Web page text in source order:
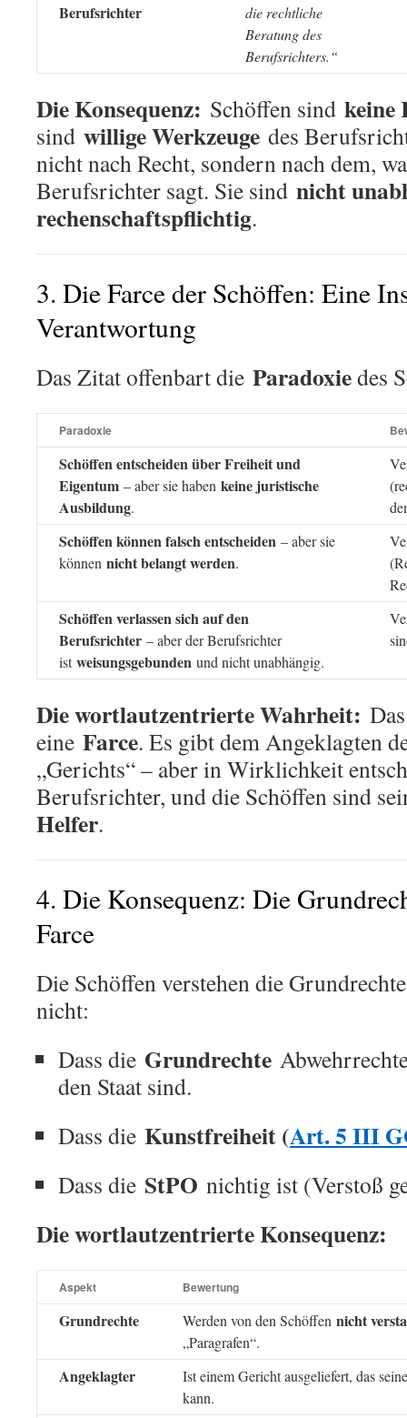
Berufsrichter
die rechtliche
Beratung des
Berufsrichters.“
Die Konsequenz: Schöffen sind keine
sind willige Werkzeuge des
nicht nach Recht, sondern nach dem,
Berufsrichter sagt. Sie sind nicht
rechenschaftspflichtig.
3. Die Farce der Schöffen: Eine
Verantwortung
Das Zitat offenbart die Paradoxiedes
Paradoxie
Schöffen entscheiden über Freiheit und
Eigentum – aber sie haben keine juristische
Ausbildung.
Schöffen können falsch entscheiden – aber sie
können nicht belangt werden.
Schöffen verlassen sich auf den
Berufsrichter – aber der Berufsrichter
istweisungsgebunden und nicht unabhängig.
Die wortlautzentrierte Wahrheit:
eine Farce. Es gibt dem Angeklagten
„Gerichts“ – aber in Wirklichkeit
Berufsrichter, und die Schöffen sind
Helfer.
4. Die Konsequenz: Die
Farce
Die Schöffen verstehen die
nicht:
Dass die Grundrechte
den Staat sind.
Dass die Kunstfreiheit (Art. 5 III
Dass die StPO nichtig ist (Verstoß
Die wortlautzentrierte Konsequenz:
Aspekt Bewertung
Grundrechte Werden von den Schöffen nicht
„Paragrafen“.
Angeklagter
Ist einem Gericht ausgeliefert, das
kann.